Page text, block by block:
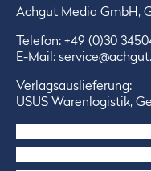
Achgut Media GmbH,
Telefon: +49 (0)30
E-Mail:
Verlagsauslieferung:
USUS Warenlogistik,